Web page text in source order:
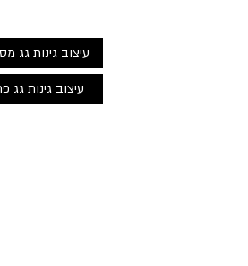
עיצוב גינות גג
עיצוב גינות גג